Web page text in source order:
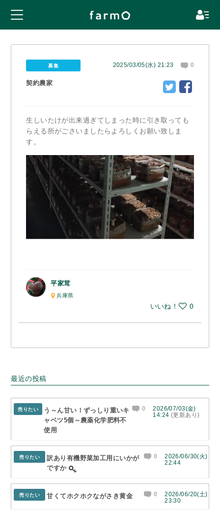
募集 2025/03/05(水) 21:23 0
契約農家
生しいたけが出来過ぎてしまった時に引き取っても
らえる所がごさいましたらよろしくお願い致しま
す。
平家茸
兵庫県
いいね！ 0
最近の投稿
売りたい
う～ん甘い！ずっしり重いキ
ャベツ5個～農薬化学肥料不
使用
0
2026/07/03(金)
14:24 (更新あり)
売りたい
訳あり有機野菜加工用にいかが
ですか
0
2026/06/30(火)
22:44
売りたい 甘くてホクホクながさき黄金 0
2026/06/20(土)
23:30